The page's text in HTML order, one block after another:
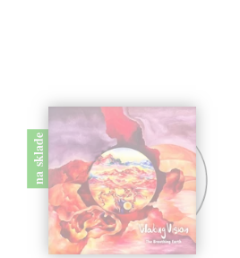
na sklade